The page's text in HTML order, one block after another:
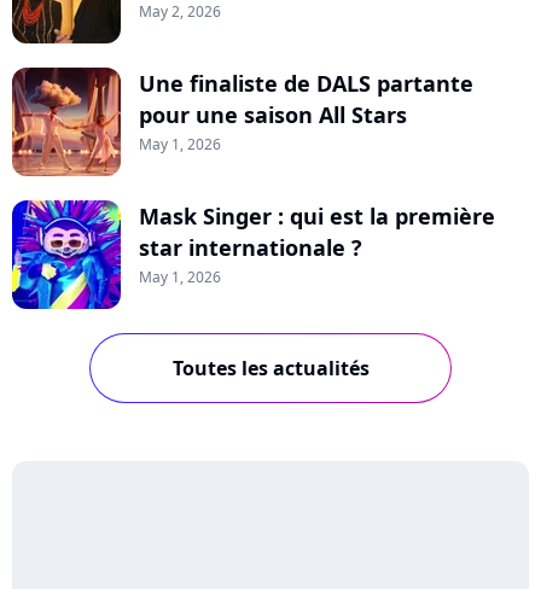
May 2, 2026
Une finaliste de DALS partante
pour une saison All Stars
May 1, 2026
Mask Singer : qui est la première
star internationale ?
May 1, 2026
Toutes les actualités